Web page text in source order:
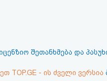
შეთანხმება და
TOP.GE - ის ძველი ვერსია